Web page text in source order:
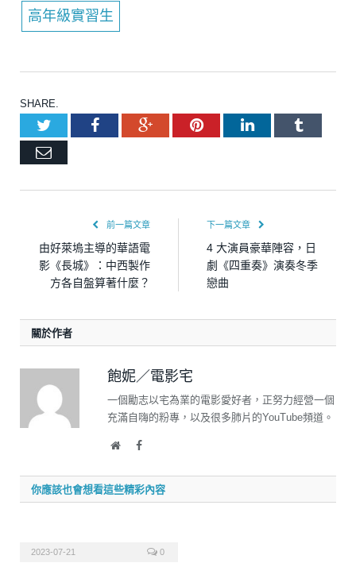
高年級實習生
SHARE.
TwitterFacebookGoogle+PinterestLinkedInTumblr
Email
前一篇文章
由好萊塢主導的華語電
影《長城》：中西製作
方各自盤算著什麼？
下一篇文章
4 大演員豪華陣容，日
劇《四重奏》演奏冬季
戀曲
關於作者
飽妮／電影宅
一個勵志以宅為業的電影愛好者，正努力經營一個
充滿自嗨的粉專，以及很多肺片的YouTube頻道。
WebsiteFacebook
你應該也會想看這些精彩內容
2023-07-21 0